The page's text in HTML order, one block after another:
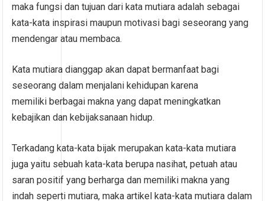
maka fungsi dan tujuan dari kata mutiara adalah sebagai
kata-kata inspirasi maupun motivasi bagi seseorang yang
mendengar atau membaca.
Kata mutiara dianggap akan dapat bermanfaat bagi
seseorang dalam menjalani kehidupan karena
memiliki berbagai makna yang dapat meningkatkan
kebajikan dan kebijaksanaan hidup.
Terkadang kata-kata bijak merupakan kata-kata mutiara
juga yaitu sebuah kata-kata berupa nasihat, petuah atau
saran positif yang berharga dan memiliki makna yang
indah seperti mutiara, maka artikel kata-kata mutiara dalam